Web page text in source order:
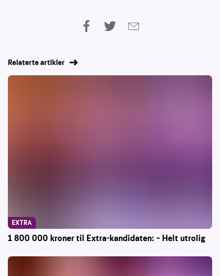
Relaterte artikler
1 800 000 kroner til Extra-kandidaten: – Helt utrolig
EXTRA